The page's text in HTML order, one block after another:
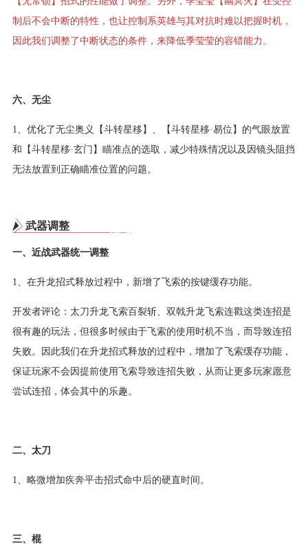
制后不会中断的特性，也让控制系英雄与其对抗时难以把握时机，
因此我们调整了中断状态的条件，来降低季莹莹的容错能力。
六、无尘
1、优化了无尘奥义【斗转星移】、【斗转星移·易位】的气眼放置
和【斗转星移·玄门】瞄准点的选取，减少特殊情况以及因镜头阻挡
无法放置到正确瞄准位置的问题。
武器调整
一、近战武器统一调整
1、在升龙招式释放过程中，新增了飞索的按键缓存功能。
开发者评论：太刀升龙飞索百裂斩、双戟升龙飞索连戳这类连招是
很有趣的玩法，但很多时候由于飞索的使用时机不当，而导致连招
失败。因此我们在升龙招式释放的过程中，增加了飞索缓存功能，
保证玩家不会因提前使用飞索导致连招失败，从而让更多玩家愿意
尝试连招，体会其中的乐趣。
二、太刀
1、略微增加疾奔平击招式命中后的硬直时间。
三、棍